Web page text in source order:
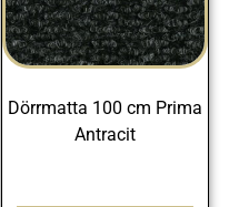
Dörrmatta 100 cm Prima
Antracit